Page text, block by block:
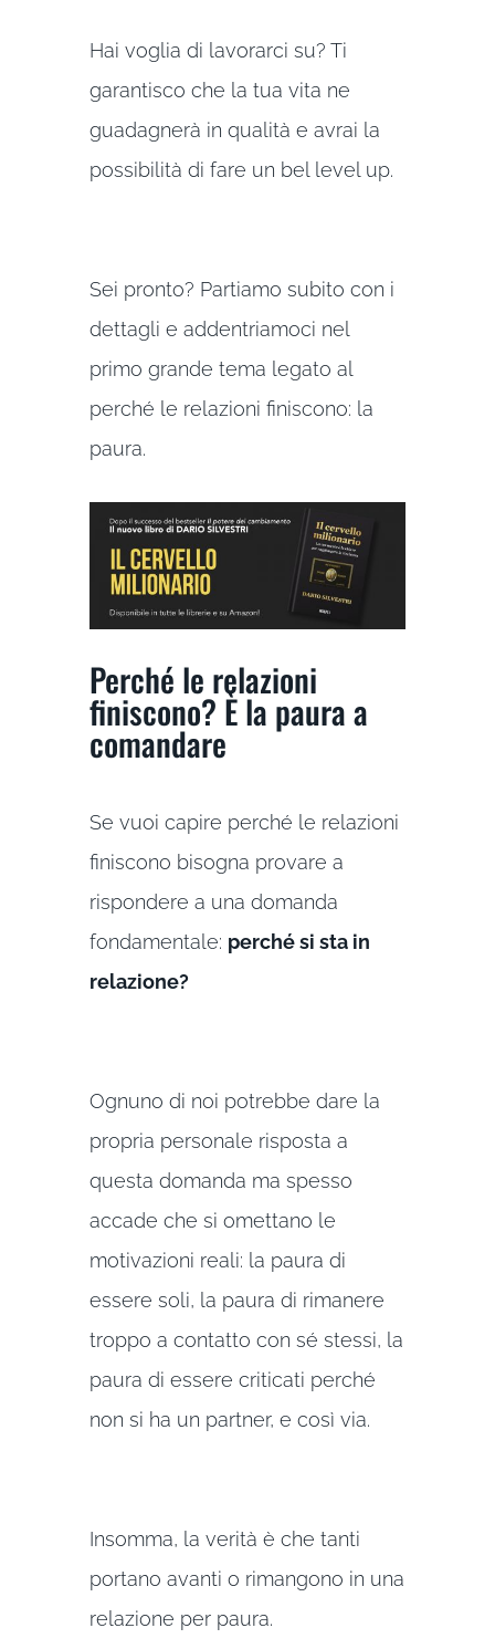
Hai voglia di lavorarci su? Ti
garantisco che la tua vita ne
guadagnerà in qualità e avrai la
possibilità di fare un bel level up.
Sei pronto? Partiamo subito con i
dettagli e addentriamoci nel
primo grande tema legato al
perché le relazioni finiscono: la
paura.
Perché le relazioni
finiscono? È la paura a
comandare
Se vuoi capire perché le relazioni
finiscono bisogna provare a
rispondere a una domanda
fondamentale: perché si sta in
relazione?
Ognuno di noi potrebbe dare la
propria personale risposta a
questa domanda ma spesso
accade che si omettano le
motivazioni reali: la paura di
essere soli, la paura di rimanere
troppo a contatto con sé stessi, la
paura di essere criticati perché
non si ha un partner, e così via.
Insomma, la verità è che tanti
portano avanti o rimangono in una
relazione per paura.